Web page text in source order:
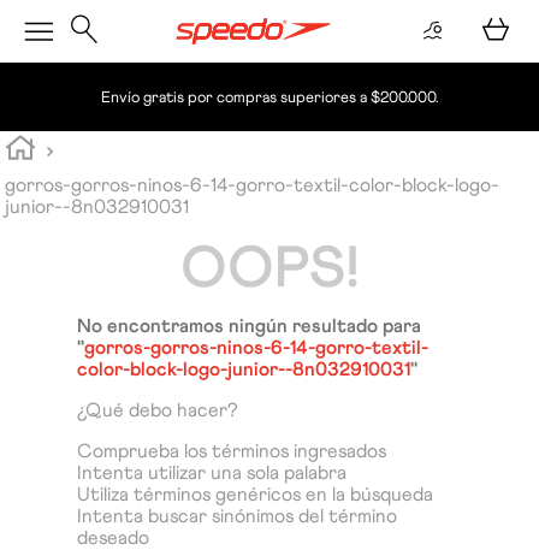
Envío gratis por compras superiores a $200.000.
gorros-gorros-ninos-6-14-gorro-textil-color-block-logo-
junior--8n032910031
OOPS!
No encontramos ningún resultado para
"gorros-gorros-ninos-6-14-gorro-textil-
color-block-logo-junior--8n032910031"
¿Qué debo hacer?
Comprueba los términos ingresados
Intenta utilizar una sola palabra
Utiliza términos genéricos en la búsqueda
Intenta buscar sinónimos del término
deseado